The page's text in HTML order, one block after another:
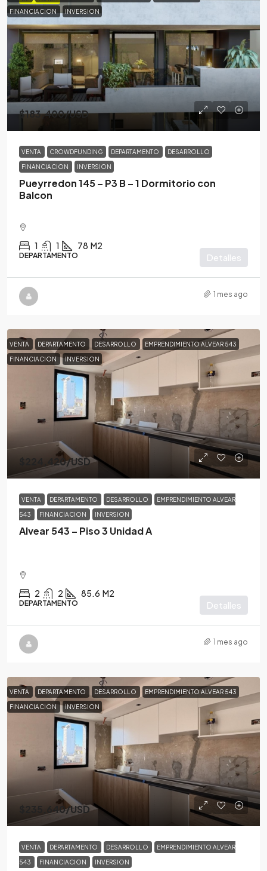
FINANCIACION
INVERSION
$183,400/USD
VENTA CROWDFUNDING DEPARTAMENTO DESARROLLO
FINANCIACION INVERSION
Pueyrredon 145 – P3 B – 1 Dormitorio con
Balcon
1 1 78 M2
DEPARTAMENTO Detalles
1 mes ago
VENTA DEPARTAMENTO DESARROLLO EMPRENDIMIENTO ALVEAR 543
FINANCIACION INVERSION
$224,420/USD
VENTA DEPARTAMENTO DESARROLLO EMPRENDIMIENTO ALVEAR
543 FINANCIACION INVERSION
Alvear 543 – Piso 3 Unidad A
2 2 85.6 M2
DEPARTAMENTO Detalles
1 mes ago
VENTA DEPARTAMENTO DESARROLLO EMPRENDIMIENTO ALVEAR 543
FINANCIACION INVERSION
$235,640/USD
VENTA DEPARTAMENTO DESARROLLO EMPRENDIMIENTO ALVEAR
543 FINANCIACION INVERSION